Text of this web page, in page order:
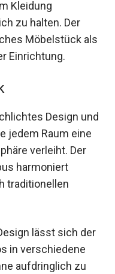
Kleidung
zu halten. Der
Möbelstück als
Einrichtung.
Design und
jedem Raum eine
verleiht. Der
harmoniert
traditionellen
lässt sich der
in verschiedene
aufdringlich zu